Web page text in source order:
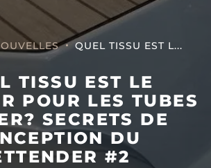
AGILIS 355C
QUEL TISSU EST L...
TISSU EST LE
POUR LES TUBES
SECRETS DE
DU
#2